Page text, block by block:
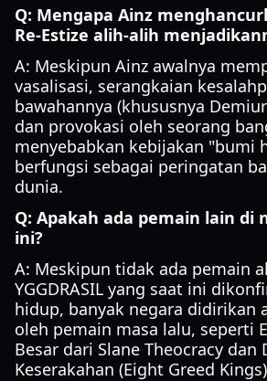
Q: Mengapa Ainz
Re-Estize alih-alih
A: Meskipun Ainz awalnya
vasalisasi, serangkaian
bawahannya (khususnya
dan provokasi oleh seorang
menyebabkan kebijakan "bumi
berfungsi sebagai peringatan
dunia.
Q: Apakah ada pemain lain di
ini?
A: Meskipun tidak ada pemain
YGGDRASIL yang saat ini
hidup, banyak negara didirikan
oleh pemain masa lalu, seperti
Besar dari Slane Theocracy dan
Keserakahan (Eight Greed